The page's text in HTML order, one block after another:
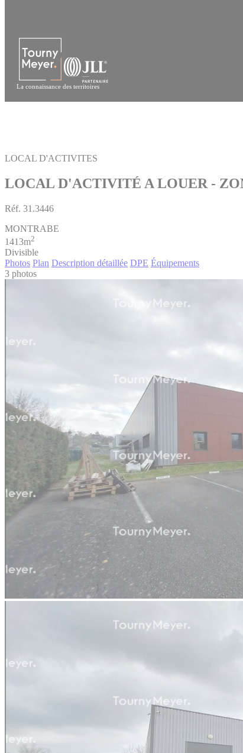
La connaissance des territoires
LOCAL D'ACTIVITES
LOCAL D'ACTIVITÉ A LOUER -
Réf. 31.3446
MONTRABE
1413m2
Divisible
Photos Plan Description détaillée DPE Équipements
3 photos